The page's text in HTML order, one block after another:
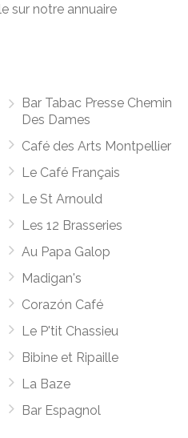
sur notre annuaire
Bar Tabac Presse Chemin
Des Dames
Café des Arts Montpellier
Le Café Français
Le St Arnould
Les 12 Brasseries
Au Papa Galop
Madigan's
Corazón Café
Le P'tit Chassieu
Bibine et Ripaille
La Baze
Bar Espagnol